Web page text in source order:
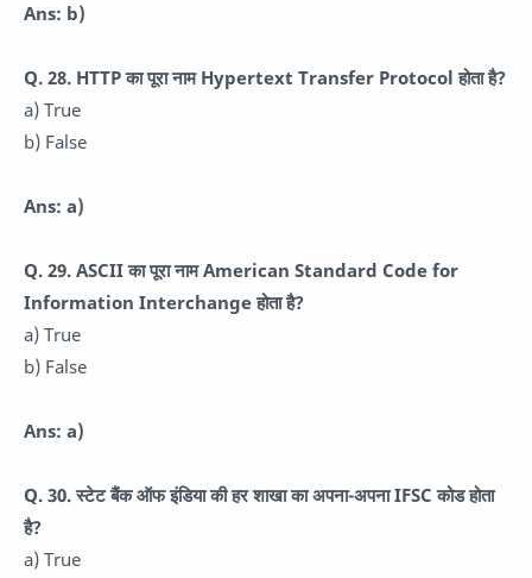
Ans: b)
Q. 28. HTTP का पूरा नाम Hypertext Transfer Protocol होता है?
a) True
b) False
Ans: a)
Q. 29. ASCII का पूरा नाम American Standard Code for
Information Interchange होता है?
a) True
b) False
Ans: a)
Q. 30. स्टेट बैंक ऑफ इंडिया की हर शाखा का अपना-अपना IFSC कोड होता
है?
a) True